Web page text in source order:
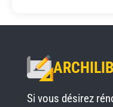
Si vous désirez